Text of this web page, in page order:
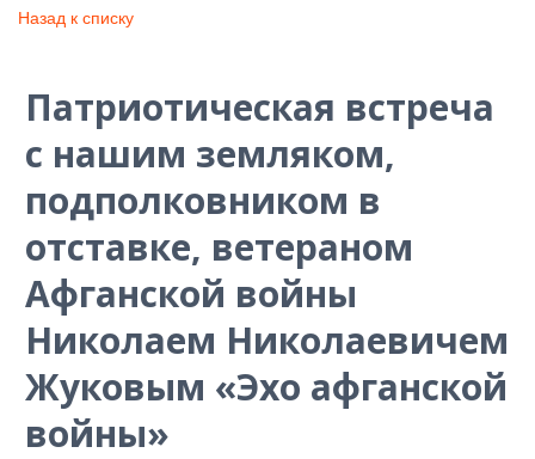
Назад к списку
Патриотическая встреча
с нашим земляком,
подполковником в
отставке, ветераном
Афганской войны
Николаем Николаевичем
Жуковым «Эхо афганской
войны»